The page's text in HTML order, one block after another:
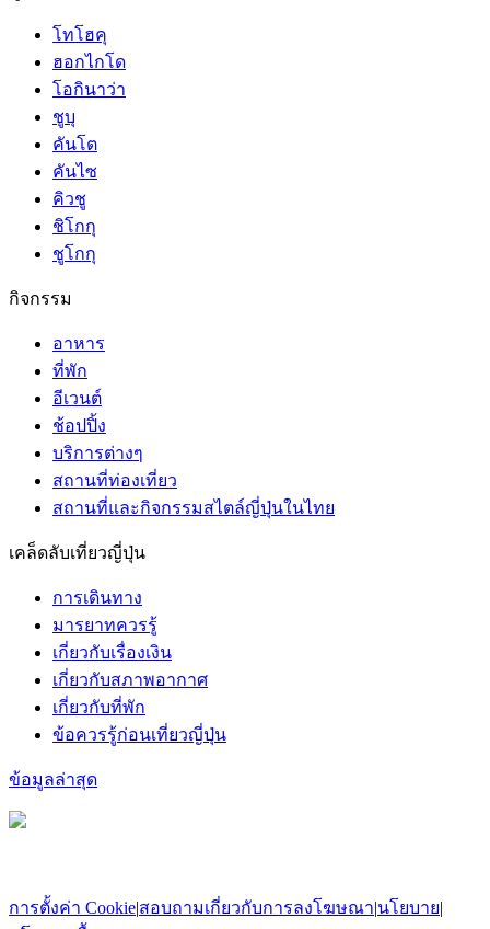
โทโฮคุ
ฮอกไกโด
โอกินาว่า
ชูบุ
คันโต
คันไซ
คิวชู
ชิโกกุ
ชูโกกุ
กิจกรรม
อาหาร
ที่พัก
อีเวนต์
ช้อปปิ้ง
บริการต่างๆ
สถานที่ท่องเที่ยว
สถานที่และกิจกรรมสไตล์ญี่ปุ่นในไทย
เคล็ดลับเที่ยวญี่ปุ่น
การเดินทาง
มารยาทควรรู้
เกี่ยวกับเรื่องเงิน
เกี่ยวกับสภาพอากาศ
เกี่ยวกับที่พัก
ข้อควรรู้ก่อนเที่ยวญี่ปุ่น
ข้อมูลล่าสุด
การตั้งค่า Cookie|สอบถามเกี่ยวกับการลงโฆษณา|นโยบาย|